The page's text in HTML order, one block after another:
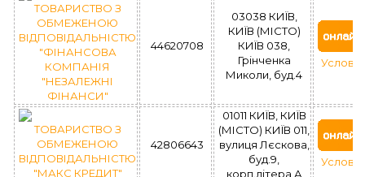
ТОВАРИСТВО З
ОБМЕЖЕНОЮ
ВІДПОВІДАЛЬНІСТЮ
"ФІНАНСОВА
КОМПАНІЯ
"НЕЗАЛЕЖНІ
ФІНАНСИ"
44620708
03038 КИЇВ,
КИЇВ (МІСТО)
КИЇВ 038,
Грінченка
Миколи, буд.4
ТОВАРИСТВО З
ОБМЕЖЕНОЮ
ВІДПОВІДАЛЬНІСТЮ
"МАКС КРЕДИТ"
42806643
01011 КИЇВ, КИЇВ
(МІСТО) КИЇВ 011,
вулиця Лєскова,
буд.9,
корп.літера А